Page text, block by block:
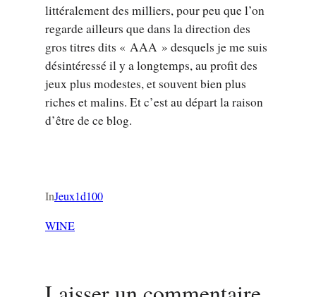
littéralement des milliers, pour peu que l’on
regarde ailleurs que dans la direction des
gros titres dits « AAA » desquels je me suis
désintéressé il y a longtemps, au profit des
jeux plus modestes, et souvent bien plus
riches et malins. Et c’est au départ la raison
d’être de ce blog.
InJeux1d100
WINE